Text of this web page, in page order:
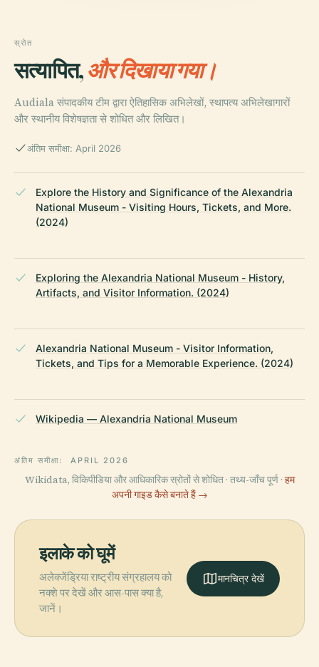
स्रोत
सत्यापित,और दिखाया गया।
Audiala संपादकीय टीम द्वारा ऐतिहासिक अभिलेखों, स्थापत्य अभिलेखागारों
और स्थानीय विशेषज्ञता से शोधित और लिखित।
अंतिम समीक्षा: April 2026
Explore the History and Significance of the Alexandria
National Museum - Visiting Hours, Tickets, and More.
(2024)
Exploring the Alexandria National Museum - History,
Artifacts, and Visitor Information. (2024)
Alexandria National Museum - Visitor Information,
Tickets, and Tips for a Memorable Experience. (2024)
Wikipedia — Alexandria National Museum
अंतिम समीक्षा: APRIL 2026
Wikidata, विकिपीडिया और आधिकारिक स्रोतों से शोधित · तथ्य-जाँच पूर्ण · हम
अपनी गाइड कैसे बनाते हैं →
इलाके को घूमें
अलेक्जेंड्रिया राष्ट्रीय संग्रहालय को
नक्शे पर देखें और आस-पास क्या है,
जानें।
मानचित्र देखें